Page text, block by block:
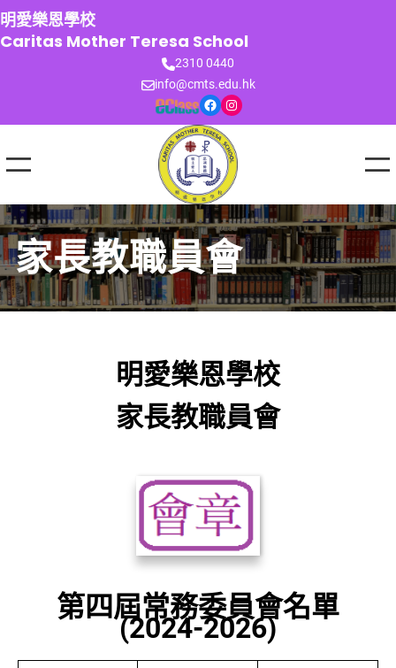
跳
至
主
明愛樂恩學校
Caritas Mother Teresa School
2310 0440
info@cmts.edu.hk
Facebook Instagram
家長教職員會
明愛樂恩學校
家長教職員會
第四屆常務委員會名單
(2024-2026)